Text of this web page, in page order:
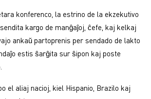
konferenco, la estrino de la ekzekutivo
kargo de manĝaĵoj, ĉefe, kaj kelkaj
ankaŭ partoprenis per sendado de lakto
estis ŝarĝita sur ŝipon kaj poste
el aliaj nacioj, kiel Hispanio, Brazilo kaj